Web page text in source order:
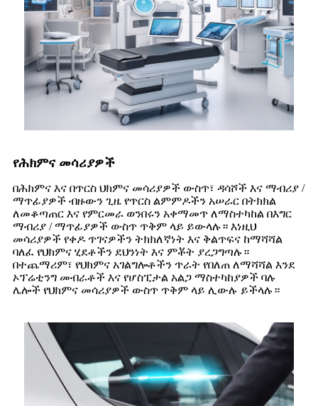
የሕክምና መሳሪያዎች
በሕክምና እና በጥርስ ህክምና መሳሪያዎች ውስጥ፣ ዳሳሾች እና ማብሪያ /
ማጥፊያዎች ብዙውን ጊዜ የጥርስ ልምምዶችን አሠራር በትክክል
ለመቆጣጠር እና የምርመራ ወንበሩን አቀማመጥ ለማስተካከል በእግር
ማብሪያ / ማጥፊያዎች ውስጥ ጥቅም ላይ ይውላሉ። እነዚህ
መሳሪያዎች የቀዶ ጥገናዎችን ትክክለኛነት እና ቅልጥፍና ከማሻሻል
ባለፈ የህክምና ሂደቶችን ደህንነት እና ምቾት ያረጋግጣሉ።
በተጨማሪም፣ የህክምና አገልግሎቶችን ጥራት የበለጠ ለማሻሻል እንደ
ኦፕሬቲንግ መብራቶች እና የሆስፒታል አልጋ ማስተካከያዎች ባሉ
ሌሎች የህክምና መሳሪያዎች ውስጥ ጥቅም ላይ ሊውሉ ይችላሉ።